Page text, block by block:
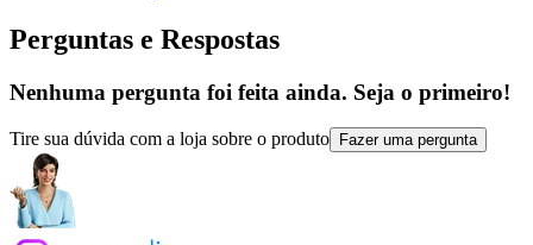
Perguntas e Respostas
Nenhuma pergunta foi feita ainda. Seja o primeiro!
Tire sua dúvida com a loja sobre o produto Fazer uma pergunta